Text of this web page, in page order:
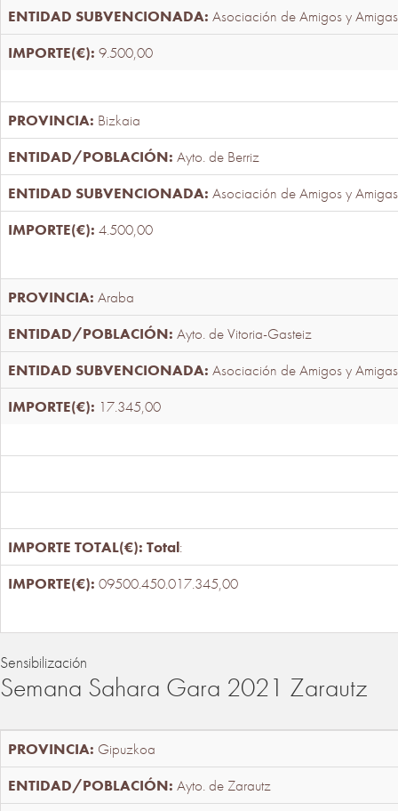
Asociación de Amigos y
9.500,00
Bizkaia
Ayto. de Berriz
Asociación de Amigos y
4.500,00
Araba
Ayto. de Vitoria-Gasteiz
Asociación de Amigos y
17.345,00
Total:
09500.450.017.345,00
Sensibilización
Semana Sahara Gara 2021 Zarautz
Gipuzkoa
Ayto. de Zarautz